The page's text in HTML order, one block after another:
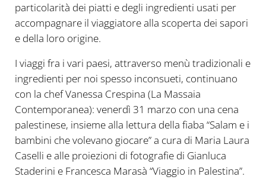
particolarità dei piatti e degli ingredienti usati per
accompagnare il viaggiatore alla scoperta dei sapori
e della loro origine.
I viaggi fra i vari paesi, attraverso menù tradizionali e
ingredienti per noi spesso inconsueti, continuano
con la chef Vanessa Crespina (La Massaia
Contemporanea): venerdì 31 marzo con una cena
palestinese, insieme alla lettura della fiaba “Salam e i
bambini che volevano giocare” a cura di Maria Laura
Caselli e alle proiezioni di fotografie di Gianluca
Staderini e Francesca Marasà “Viaggio in Palestina”.